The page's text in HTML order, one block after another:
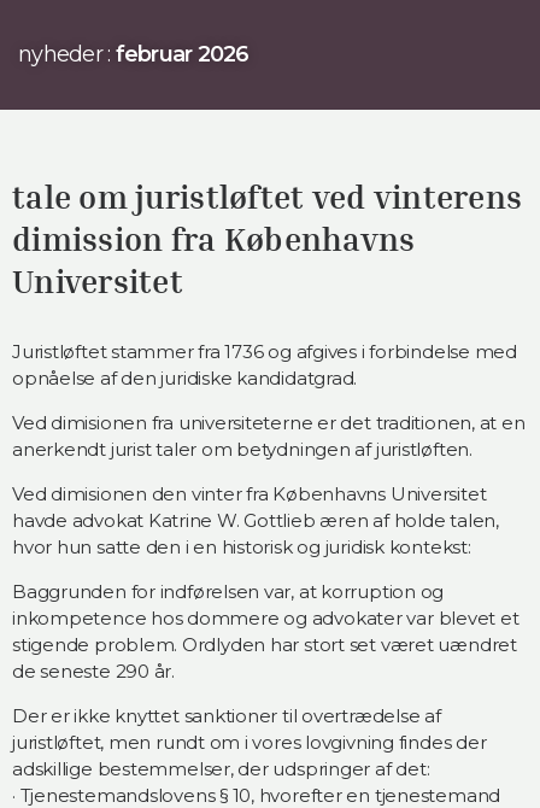
nyheder : februar 2026
tale om juristløftet ved vinterens
dimission fra Københavns
Universitet
Juristløftet stammer fra 1736 og afgives i forbindelse med
opnåelse af den juridiske kandidatgrad.
Ved dimisionen fra universiteterne er det traditionen, at en
anerkendt jurist taler om betydningen af juristløften.
Ved dimisionen den vinter fra Københavns Universitet
havde advokat Katrine W. Gottlieb æren af holde talen,
hvor hun satte den i en historisk og juridisk kontekst:
Baggrunden for indførelsen var, at korruption og
inkompetence hos dommere og advokater var blevet et
stigende problem. Ordlyden har stort set været uændret
de seneste 290 år.
Der er ikke knyttet sanktioner til overtrædelse af
juristløftet, men rundt om i vores lovgivning findes der
adskillige bestemmelser, der udspringer af det:
· Tjenestemandslovens § 10, hvorefter en tjenestemand